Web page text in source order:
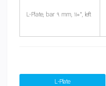
L-Plate, bar 9 mm, 110°, left
L-Plate